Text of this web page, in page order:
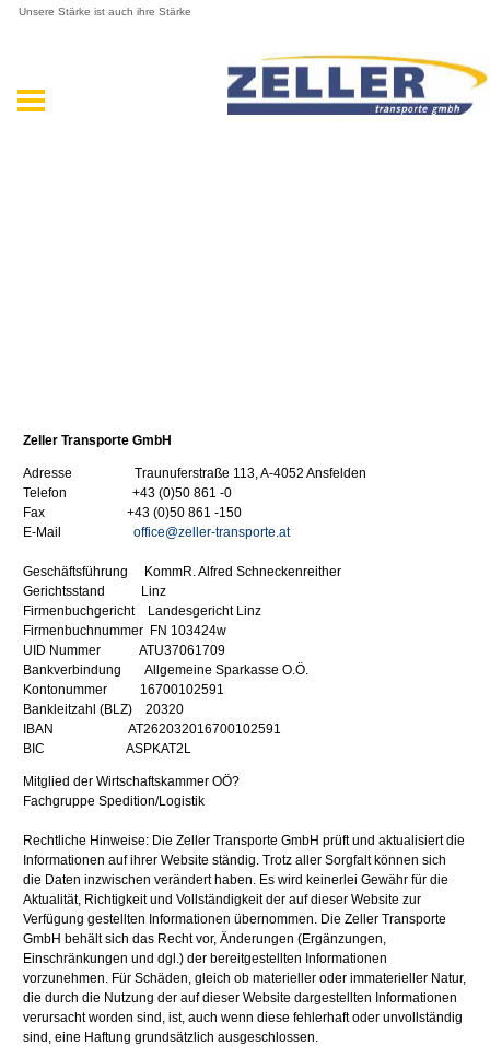
Unsere Stärke ist auch ihre Stärke
Zeller Transporte GmbH
Adresse Traunuferstraße 113, A-4052 Ansfelden
Telefon +43 (0)50 861 -0
Fax +43 (0)50 861 -150
E-Mail office@zeller-transporte.at
Geschäftsführung KommR. Alfred Schneckenreither
Gerichtsstand Linz
Firmenbuchgericht Landesgericht Linz
Firmenbuchnummer FN 103424w
UID Nummer ATU37061709
Bankverbindung Allgemeine Sparkasse O.Ö.
Kontonummer 16700102591
Bankleitzahl (BLZ) 20320
IBAN AT262032016700102591
BIC ASPKAT2L
Mitglied der Wirtschaftskammer OÖ?
Fachgruppe Spedition/Logistik
Rechtliche Hinweise: Die Zeller Transporte GmbH prüft und aktualisiert die
Informationen auf ihrer Website ständig. Trotz aller Sorgfalt können sich
die Daten inzwischen verändert haben. Es wird keinerlei Gewähr für die
Aktualität, Richtigkeit und Vollständigkeit der auf dieser Website zur
Verfügung gestellten Informationen übernommen. Die Zeller Transporte
GmbH behält sich das Recht vor, Änderungen (Ergänzungen,
Einschränkungen und dgl.) der bereitgestellten Informationen
vorzunehmen. Für Schäden, gleich ob materieller oder immaterieller Natur,
die durch die Nutzung der auf dieser Website dargestellten Informationen
verursacht worden sind, ist, auch wenn diese fehlerhaft oder unvollständig
sind, eine Haftung grundsätzlich ausgeschlossen.